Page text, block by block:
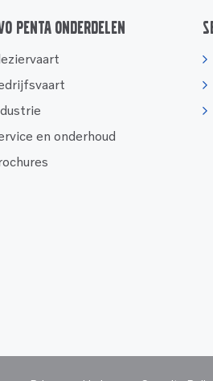
Penta onderdelen
en onderhoud